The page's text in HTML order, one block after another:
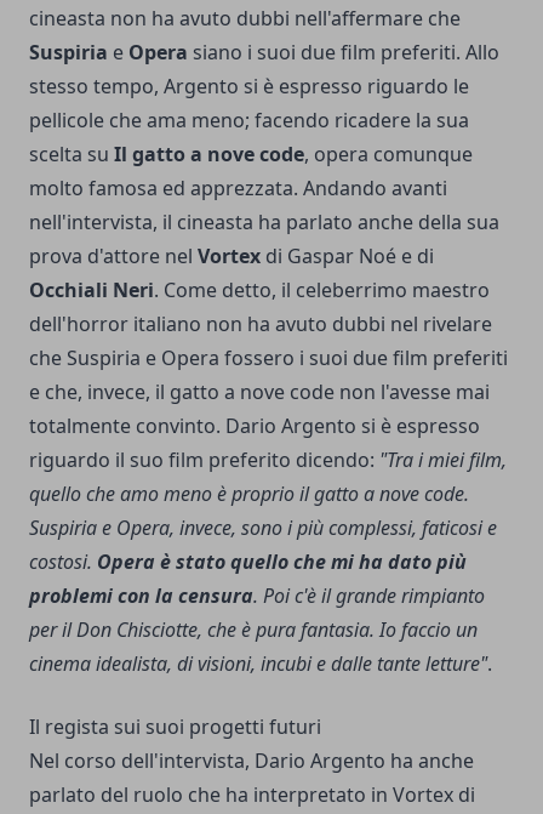
cineasta non ha avuto dubbi nell'affermare che
Suspiria e Opera siano i suoi due film preferiti. Allo
stesso tempo, Argento si è espresso riguardo le
pellicole che ama meno; facendo ricadere la sua
scelta su Il gatto a nove code, opera comunque
molto famosa ed apprezzata. Andando avanti
nell'intervista, il cineasta ha parlato anche della sua
prova d'attore nel Vortex di Gaspar Noé e di
Occhiali Neri. Come detto, il celeberrimo maestro
dell'horror italiano non ha avuto dubbi nel rivelare
che Suspiria e Opera fossero i suoi due film preferiti
e che, invece, il gatto a nove code non l'avesse mai
totalmente convinto. Dario Argento si è espresso
riguardo il suo film preferito dicendo: "Tra i miei film,
quello che amo meno è proprio il gatto a nove code.
Suspiria e Opera, invece, sono i più complessi, faticosi e
costosi. Opera è stato quello che mi ha dato più
problemi con la censura. Poi c'è il grande rimpianto
per il Don Chisciotte, che è pura fantasia. Io faccio un
cinema idealista, di visioni, incubi e dalle tante letture".
Il regista sui suoi progetti futuri
Nel corso dell'intervista, Dario Argento ha anche
parlato del ruolo che ha interpretato in Vortex di